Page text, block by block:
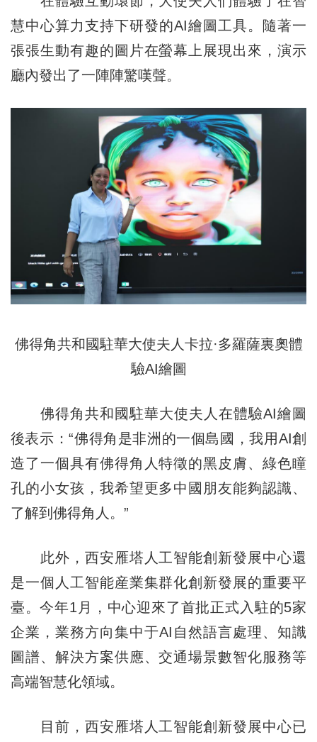
慧中心算力支持下研發的AI繪圖工具。隨著一
張張生動有趣的圖片在螢幕上展現出來，演示
廳內發出了一陣陣驚嘆聲。
佛得角共和國駐華大使夫人卡拉·多羅薩裏奧體
驗AI繪圖
佛得角共和國駐華大使夫人在體驗AI繪圖
後表示：“佛得角是非洲的一個島國，我用AI創
造了一個具有佛得角人特徵的黑皮膚、綠色瞳
孔的小女孩，我希望更多中國朋友能夠認識、
了解到佛得角人。”
此外，西安雁塔人工智能創新發展中心還
是一個人工智能産業集群化創新發展的重要平
臺。今年1月，中心迎來了首批正式入駐的5家
企業，業務方向集中于AI自然語言處理、知識
圖譜、解決方案供應、交通場景數智化服務等
高端智慧化領域。
目前，西安雁塔人工智能創新發展中心已